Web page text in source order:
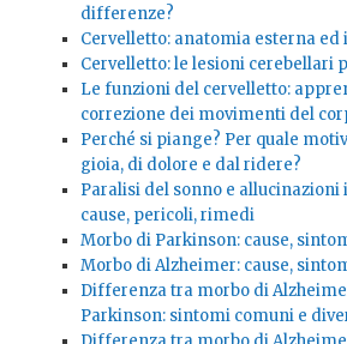
differenze?
Cervelletto: anatomia esterna ed
Cervelletto: le lesioni cerebellari
Le funzioni del cervelletto:
correzione dei movimenti del
Perché si piange? Per quale
gioia, di dolore e dal ridere?
Paralisi del sonno e allucinazioni
cause, pericoli, rimedi
Morbo di Parkinson: cause,
Morbo di Alzheimer: cause,
Differenza tra morbo di
Parkinson: sintomi comuni e